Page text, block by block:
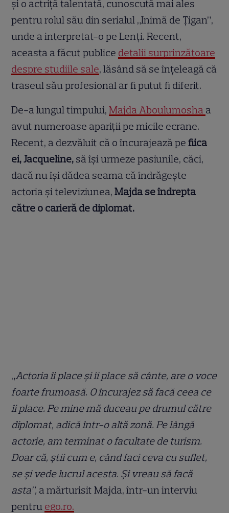
și o actriță talentată, cunoscută mai ales
pentru rolul său din serialul „Inimă de Țigan”,
unde a interpretat-o pe Lenți. Recent,
aceasta a făcut publice detalii surprinzătoare
despre studiile sale, lăsând să se înțeleagă că
traseul său profesional ar fi putut fi diferit.
De-a lungul timpului,Majda Aboulumosha a
avut numeroase apariții pe micile ecrane.
Recent, a dezvăluit că o încurajează pefiica
ei, Jacqueline, să își urmeze pasiunile, căci,
dacă nu își dădea seama că îndrăgește
actoria și televiziunea,Majda se îndrepta
către o carieră de diplomat.
„Actoria îi place și îi place să cânte, are o voce
foarte frumoasă. O încurajez să facă ceea ce
îi place. Pe mine mă duceau pe drumul către
diplomat, adică într-o altă zonă. Pe lângă
actorie, am terminat o facultate de turism.
Doar că, știi cum e, când faci ceva cu suflet,
se și vede lucrul acesta. Și vreau să facă
asta”, a mărturisit Majda, într-un interviu
pentru ego.ro.